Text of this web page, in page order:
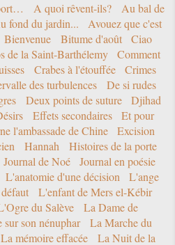
A quoi rêvent-ils?
Au bal de
fond du jardin...
Avouez que c'est
Bienvenue Bitume d'août
Ciao
de la Saint-Barthélemy
Comment
Crabes à l'étouffée
Crimes
des turbulences
De si rudes
Deux points de suture
Djihad
Effets secondaires
Et pour
l'ambassade de Chine
Excision
Hannah
Histoires de la porte
Journal de Noé
Journal en poésie
L'anatomie d'une décision
L'ange
L'enfant de Mers el-Kébir
du Salève
La Dame de
son nénuphar
La Marche du
La mémoire effacée
La Nuit de la